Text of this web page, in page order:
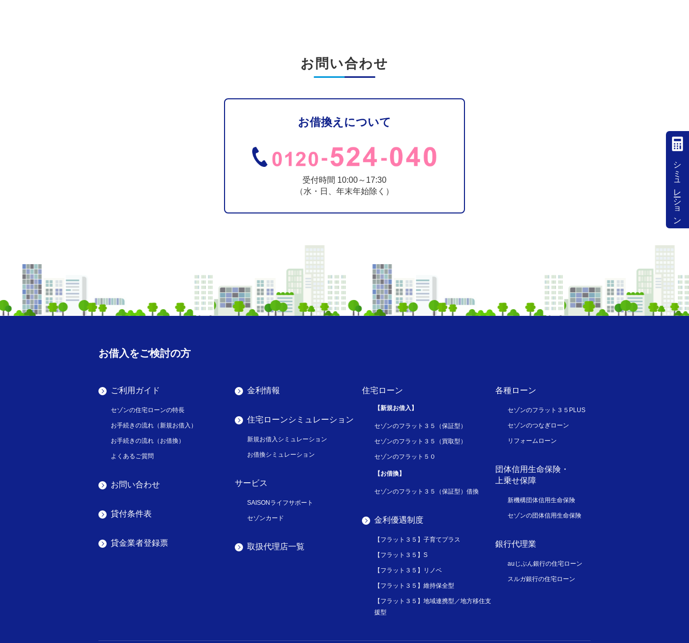
お問い合わせ
お借換えについて
受付時間 10:00～17:30
（水・日、年末年始除く）
シミュレーション
お借入をご検討の方
ご利用ガイド
セゾンの住宅ローンの特長
お手続きの流れ（新規お借入）
お手続きの流れ（お借換）
よくあるご質問
お問い合わせ
貸付条件表
貸金業者登録票
金利情報
住宅ローンシミュレーション
新規お借入シミュレーション
お借換シミュレーション
サービス
SAISONライフサポート
セゾンカード
取扱代理店一覧
住宅ローン
【新規お借入】
セゾンのフラット３５（保証型）
セゾンのフラット３５（買取型）
セゾンのフラット５０
【お借換】
セゾンのフラット３５（保証型）借換
金利優遇制度
【フラット３５】子育てプラス
【フラット３５】S
【フラット３５】リノベ
【フラット３５】維持保全型
【フラット３５】地域連携型／地方移住支
援型
各種ローン
セゾンのフラット３５PLUS
セゾンのつなぎローン
リフォームローン
団体信用生命保険・
上乗せ保障
新機構団体信用生命保険
セゾンの団体信用生命保険
銀行代理業
auじぶん銀行の住宅ローン
スルガ銀行の住宅ローン